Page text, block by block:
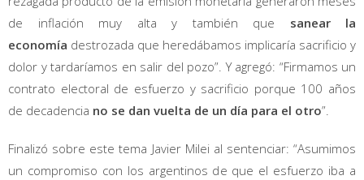
de inflación muy alta
y también que sanear la
economía destrozada que heredábamos implicaría sacrificio y
dolor y tardaríamos en salir del pozo”. Y agregó: “Firmamos un
contrato electoral de esfuerzo y sacrificio porque 100 años
de decadencia no se dan vuelta de un día para el otro”.
Finalizó sobre este tema Javier Milei al sentenciar: “Asumimos
un compromiso con los argentinos de que el esfuerzo iba a